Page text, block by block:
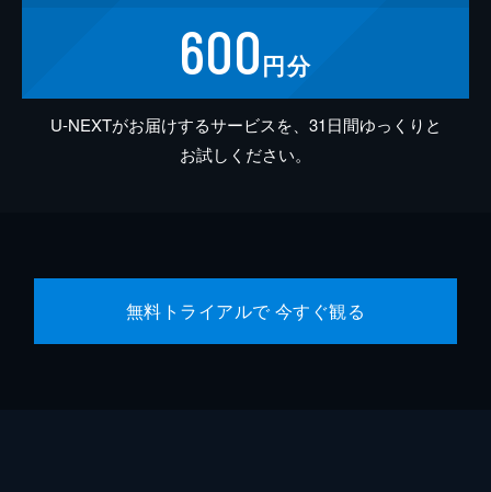
600円分
U-NEXTがお届けするサービスを、31日間ゆっくりと
お試しください。
無料トライアルで 今すぐ観る